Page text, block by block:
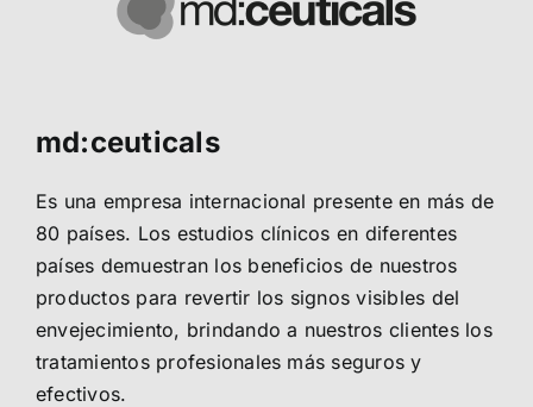
md:ceuticals
Es una empresa internacional presente en más de
80 países. Los estudios clínicos en diferentes
países demuestran los beneficios de nuestros
productos para revertir los signos visibles del
envejecimiento, brindando a nuestros clientes los
tratamientos profesionales más seguros y
efectivos.